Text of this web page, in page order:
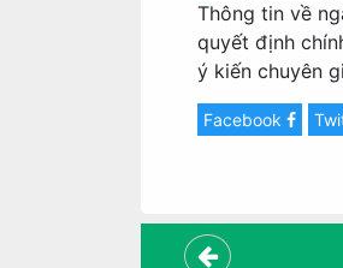
Thông tin về
quyết định
ý kiến chuyên
Facebook